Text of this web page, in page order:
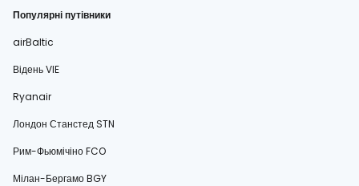
Популярні путівники
airBaltic
Відень VIE
Ryanair
Лондон Станстед STN
Рим-Фьюмічіно FCO
Мілан-Бергамо BGY